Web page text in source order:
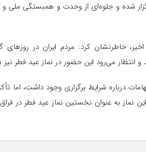
شده و جلوه‌ای از وحدت و همبستگی ملی و
خاطرنشان کرد: مردم ایران در
می‌رود این حضور در نماز عید فطر نیز
درباره شرایط برگزاری وجود داشت، اما
نماز به عنوان نخستین نماز عید فطر در